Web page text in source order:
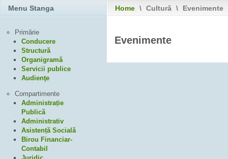
Home \ Cultură \ Evenimente
Evenimente
Menu Stanga
Primărie
Conducere
Structură
Organigramă
Servicii publice
Audienţe
Compartimente
Administrație
Publică
Administrativ
Asistență Socială
Birou Financiar-
Contabil